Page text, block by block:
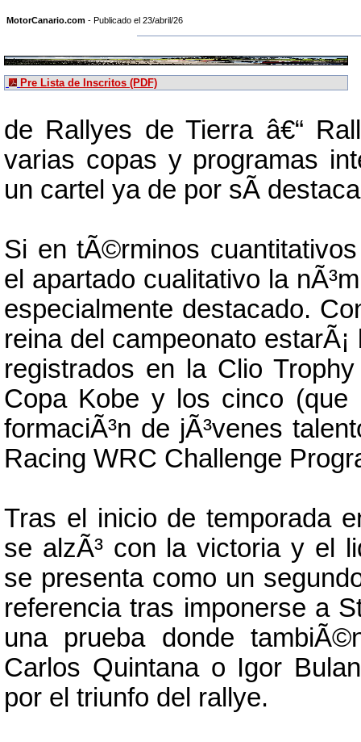
MotorCanario.com - Publicado el 23/abril/26
Pre Lista de Inscritos (PDF)
de Rallyes de Tierra â€“
varias copas y programas
un cartel ya de por sÃ­
Si en tÃ©rminos
el apartado cualitativo la
especialmente destacado.
reina del campeonato
registrados en la Clio
Copa Kobe y los cinco (que
formaciÃ³n de jÃ³venes
Racing WRC Challenge
Tras el inicio de temporada
se alzÃ³ con la victoria y el
se presenta como un
referencia tras imponerse a
una prueba donde
Carlos Quintana o Igor
por el triunfo del rallye.